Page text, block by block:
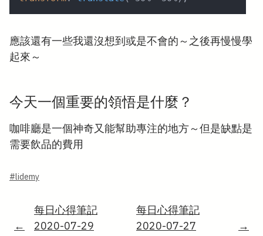
應該還有一些我還沒想到或是不會的～之後再慢慢學
起來～
今天一個重要的領悟是什麼？
咖啡廳是一個神奇又能幫助專注的地方～但是缺點是
需要飲品的費用
#lidemy
←
每日心得筆記
2020-07-29
每日心得筆記
2020-07-27
→